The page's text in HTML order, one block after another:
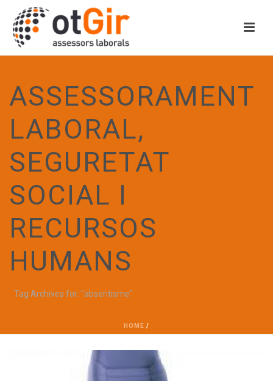
ASSESSORAMENT
LABORAL,
SEGURETAT
SOCIAL I
RECURSOS
HUMANS
Tag Archives for: "absentisme"
HOME /